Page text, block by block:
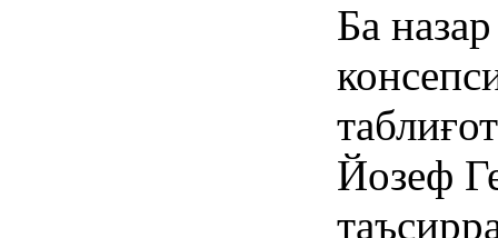
Ба
Йозеф